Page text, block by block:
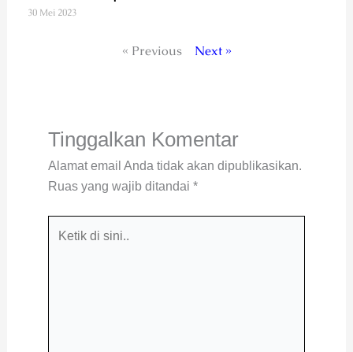
30 Mei 2023
« Previous Next »
Tinggalkan Komentar
Alamat email Anda tidak akan dipublikasikan.
Ruas yang wajib ditandai *